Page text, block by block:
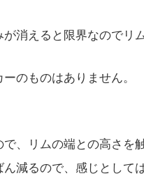
消えると限界なのでリ
のものはありません。
、リムの端との高さを
減るので、感じとして